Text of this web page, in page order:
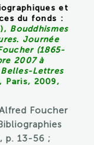
et
du fonds :
Bouddhismes
Journée
(1865-
2007 à
Lettres
, Paris, 2009,
Foucher
p. 13-56 ;